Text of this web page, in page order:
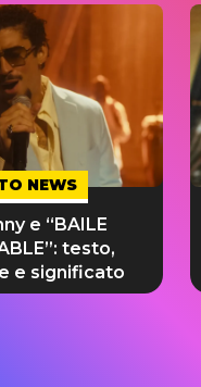
NEWS
e “BAILE
testo,
e significato